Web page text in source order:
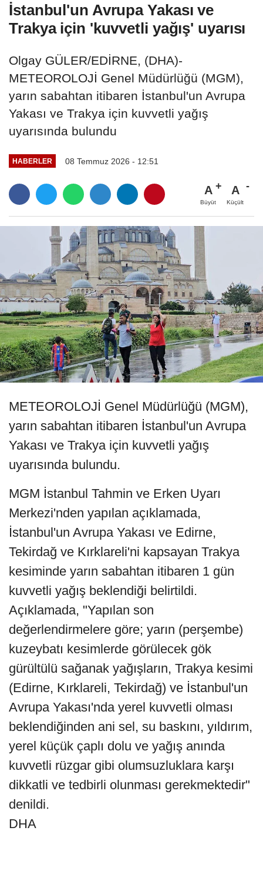
İstanbul'un Avrupa Yakası ve
Trakya için 'kuvvetli yağış' uyarısı
Olgay GÜLER/EDİRNE, (DHA)-
METEOROLOJİ Genel Müdürlüğü (MGM),
yarın sabahtan itibaren İstanbul'un Avrupa
Yakası ve Trakya için kuvvetli yağış
uyarısında bulundu
HABERLER 08 Temmuz 2026 - 12:51
A
Büyüt
A
Küçült
METEOROLOJİ Genel Müdürlüğü (MGM),
yarın sabahtan itibaren İstanbul'un Avrupa
Yakası ve Trakya için kuvvetli yağış
uyarısında bulundu.
MGM İstanbul Tahmin ve Erken Uyarı
Merkezi'nden yapılan açıklamada,
İstanbul'un Avrupa Yakası ve Edirne,
Tekirdağ ve Kırklareli'ni kapsayan Trakya
kesiminde yarın sabahtan itibaren 1 gün
kuvvetli yağış beklendiği belirtildi.
Açıklamada, "Yapılan son
değerlendirmelere göre; yarın (perşembe)
kuzeybatı kesimlerde görülecek gök
gürültülü sağanak yağışların, Trakya kesimi
(Edirne, Kırklareli, Tekirdağ) ve İstanbul'un
Avrupa Yakası'nda yerel kuvvetli olması
beklendiğinden ani sel, su baskını, yıldırım,
yerel küçük çaplı dolu ve yağış anında
kuvvetli rüzgar gibi olumsuzluklara karşı
dikkatli ve tedbirli olunması gerekmektedir"
denildi.
DHA